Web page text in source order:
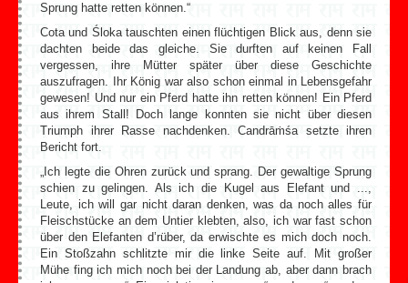
Sprung hatte retten können.“
Cota und Śloka tauschten einen flüchtigen Blick aus, denn sie
dachten beide das gleiche. Sie durften auf keinen Fall
vergessen, ihre Mütter später über diese Geschichte
auszufragen. Ihr König war also schon einmal in Lebensgefahr
gewesen! Und nur ein Pferd hatte ihn retten können! Ein Pferd
aus ihrem Stall! Doch lange konnten sie nicht über diesen
Triumph ihrer Rasse nachdenken. Candrāṁśa setzte ihren
Bericht fort.
„Ich legte die Ohren zurück und sprang. Der gewaltige Sprung
schien zu gelingen. Als ich die Kugel aus Elefant und ...,
Leute, ich will gar nicht daran denken, was da noch alles für
Fleischstücke an dem Untier klebten, also, ich war fast schon
über den Elefanten d’rüber, da erwischte es mich doch noch.
Ein Stoßzahn schlitzte mir die linke Seite auf. Mit großer
Mühe fing ich mich noch bei der Landung ab, aber dann brach